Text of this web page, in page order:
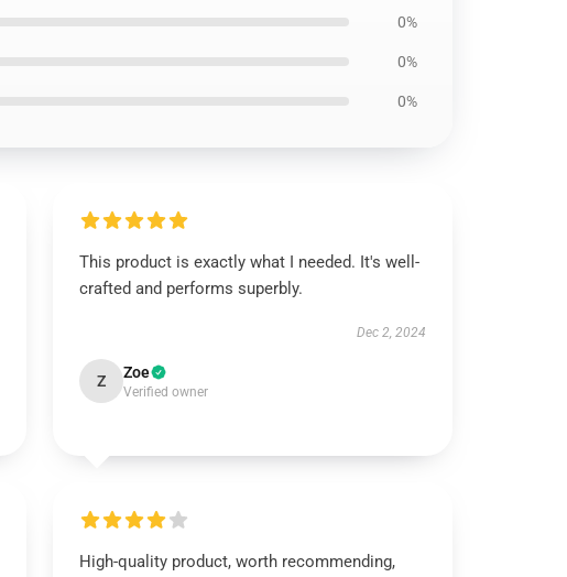
0%
0%
0%
This product is exactly what I needed. It's well-
crafted and performs superbly.
Dec 2, 2024
Z Zoe
Verified owner
High-quality product, worth recommending,